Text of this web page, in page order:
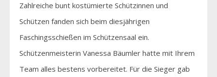
Zahlreiche bunt kostümierte Schützinnen und
Schützen fanden sich beim diesjährigen
Faschingsschießen im Schützensaal ein.
Schützenmeisterin Vanessa Bäumler hatte mit Ihrem
Team alles bestens vorbereitet. Für die Sieger gab